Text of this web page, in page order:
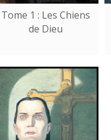
Tome 1 : Les Chiens
de Dieu